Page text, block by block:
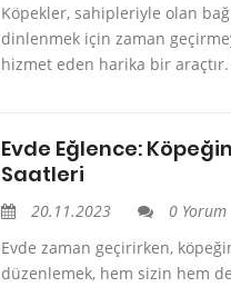
Köpekler, sahipleriyle olan
dinlenmek için zaman
hizmet eden harika bir
Evde Eğlence:
Saatleri
20.11.2023
0 Yorum
Evde zaman geçirirken,
düzenlemek, hem sizin hem